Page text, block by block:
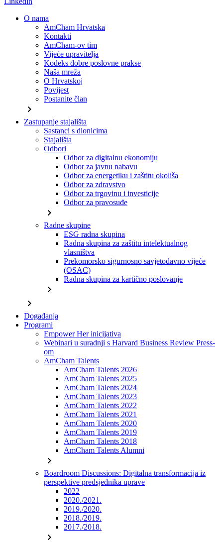
O nama
AmCham Hrvatska
Kontakti
AmCham-ov tim
Vijeće upravitelja
Kodeks dobre poslovne prakse
Naša mreža
O Hrvatskoj
Povijest
Postanite član
chevron_right
Zastupanje stajališta
Sastanci s dionicima
Stajališta
Odbori
Odbor za digitalnu ekonomiju
Odbor za javnu nabavu
Odbor za energetiku i zaštitu okoliša
Odbor za zdravstvo
Odbor za trgovinu i investicije
Odbor za pravosuđe
chevron_right
Radne skupine
ESG radna skupina
Radna skupina za zaštitu intelektualnog
vlasništva
Prekomorsko sigurnosno savjetodavno vijeće
(OSAC)
Radna skupina za kartično poslovanje
chevron_right
chevron_right
Događanja
Programi
Empower Her inicijativa
Webinari u suradnji s Harvard Business Review Press-
om
AmCham Talents
AmCham Talents 2026
AmCham Talents 2025
AmCham Talents 2024
AmCham Talents 2023
AmCham Talents 2022
AmCham Talents 2021
AmCham Talents 2020
AmCham Talents 2019
AmCham Talents 2018
AmCham Talents Alumni
chevron_right
Boardroom Discussions: Digitalna transformacija iz
perspektive predsjednika uprave
2022
2020./2021.
2019./2020.
2018./2019.
2017./2018.
chevron_right